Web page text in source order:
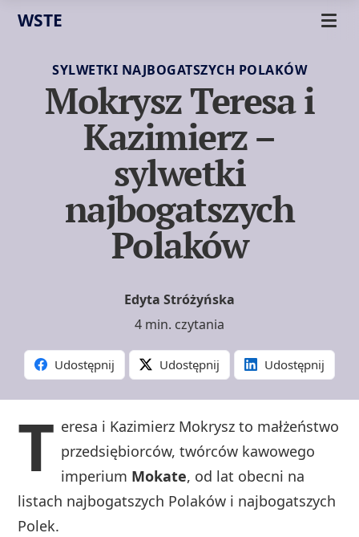
WSTE
SYLWETKI NAJBOGATSZYCH POLAKÓW
Mokrysz Teresa i
Kazimierz –
sylwetki
najbogatszych
Polaków
Edyta Stróżyńska
4 min. czytania
Udostępnij Udostępnij Udostępnij
T eresa i Kazimierz Mokrysz to małżeństwo
przedsiębiorców, twórców kawowego
imperium Mokate, od lat obecni na
listach najbogatszych Polaków i najbogatszych
Polek.